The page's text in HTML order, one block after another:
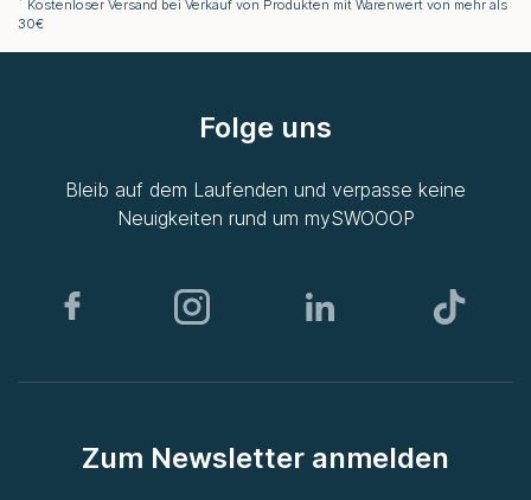
Kostenloser Versand bei Verkauf von Produkten mit Warenwert von mehr als
30€
Folge uns
Bleib auf dem Laufenden und verpasse keine
Neuigkeiten rund um mySWOOOP
Zum Newsletter anmelden